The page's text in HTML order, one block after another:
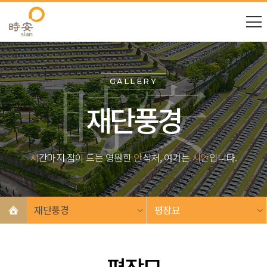
GALLERY
재단풍경
시간마저 잠이 드는 영원한안식처, 여기는시안입니다.
재단풍경 평장묘